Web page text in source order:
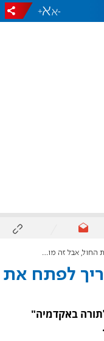
-
+
אבל זה מורכב"
לפתח את
באקדמיה"